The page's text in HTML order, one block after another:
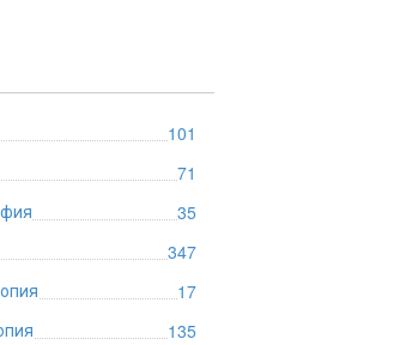
101
71
35
347
17
135